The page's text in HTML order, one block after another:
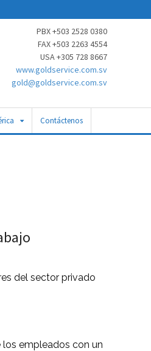
PBX +503 2528 0380
FAX +503 2263 4554
USA +305 728 8667
www.goldservice.com.sv
gold@goldservice.com.sv
Contáctenos
del sector privado
los empleados con un